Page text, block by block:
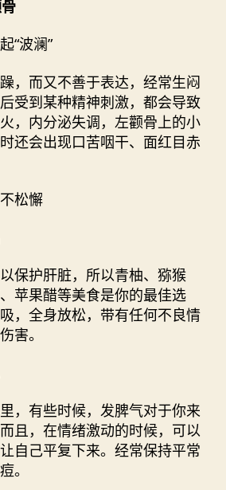
“波澜”
，而又不善于表达，经常生闷
受到某种精神刺激，都会导致
，内分泌失调，左颧骨上的小
还会出现口苦咽干、面红目赤
松懈
保护肝脏，所以青柚、猕猴
苹果醋等美食是你的最佳选
，全身放松，带有任何不良情
害。
，有些时候，发脾气对于你来
且，在情绪激动的时候，可以
自己平复下来。经常保持平常
。